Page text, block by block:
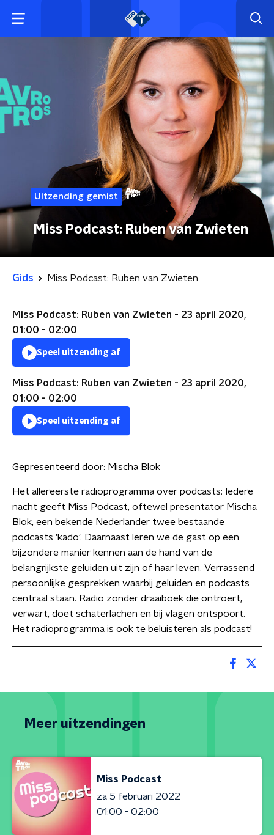
Uitzending gemist
Miss Podcast: Ruben van Zwieten
Gids Miss Podcast: Ruben van Zwieten
Miss Podcast: Ruben van Zwieten - 23 april 2020,
01:00 - 02:00
Speel uitzending af
Miss Podcast: Ruben van Zwieten - 23 april 2020,
01:00 - 02:00
Speel uitzending af
Gepresenteerd door: Mischa Blok
Het allereerste radioprogramma over podcasts: Iedere
nacht geeft Miss Podcast, oftewel presentator Mischa
Blok, een bekende Nederlander twee bestaande
podcasts 'kado'. Daarnaast leren we de gast op een
bijzondere manier kennen aan de hand van de
belangrijkste geluiden uit zijn of haar leven. Verrassend
persoonlijke gesprekken waarbij geluiden en podcasts
centraal staan. Radio zonder draaiboek die ontroert,
verwart, doet schaterlachen en bij vlagen ontspoort.
Het radioprogramma is ook te beluisteren als podcast!
Meer uitzendingen
Miss Podcast
za 5 februari 2022
01:00 - 02:00